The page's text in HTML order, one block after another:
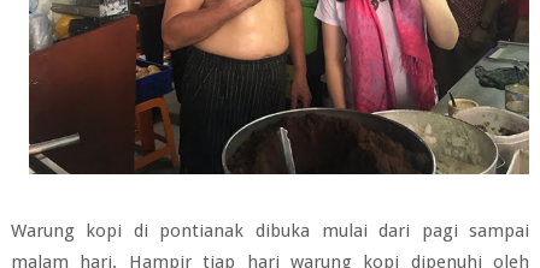
Warung kopi di pontianak dibuka mulai dari pagi sampai
malam hari. Hampir tiap hari warung kopi dipenuhi oleh